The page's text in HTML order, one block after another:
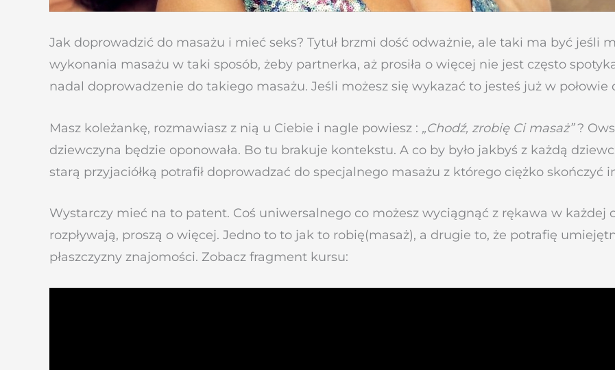
Jak doprowadzić do masażu i mieć seks? Tytuł brzmi dość odważnie, ale taki ma być jeśli
wykonania masażu w taki sposób, żeby partnerka, aż prosiła o więcej nie jest często
nadal doprowadzenie do takiego masażu. Jeśli możesz się wykazać to jesteś już w połowie
Masz koleżankę, rozmawiasz z nią u Ciebie i nagle powiesz : „Chodź, zrobię Ci masaż”?
dziewczyna będzie oponowała. Bo tu brakuje kontekstu. A co by było jakbyś z każdą
starą przyjaciółką potrafił doprowadzać do specjalnego masażu z którego ciężko skończyć
Wystarczy mieć na to patent. Coś uniwersalnego co możesz wyciągnąć z rękawa w każdej
rozpływają, proszą o więcej. Jedno to to jak to robię(masaż), a drugie to, że potrafię
płaszczyzny znajomości. Zobacz fragment kursu: